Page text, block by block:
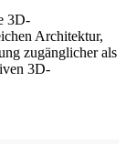
3D-
Architektur,
zugänglicher als
3D-